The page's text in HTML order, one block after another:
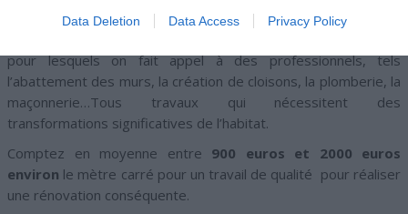
Data Deletion Data Access Privacy Policy
pour lesquels on fait appel à des professionnels, tels
l’abattement des murs, la création de cloisons, la plomberie, la
maçonnerie…Tous travaux qui nécessitent des
transformations significatives de l’habitat.
Comptez en moyenne entre 900 euros et 2000 euros
environ le mètre carré pour un travail de qualité pour réaliser
une rénovation conséquente.